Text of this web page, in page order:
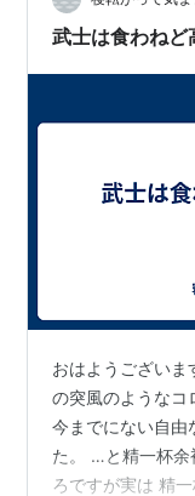
武士は食わね
おはようござい
の突風のようなコ
今までにない自由
た。 …と精一杯余
ろですが実は 精